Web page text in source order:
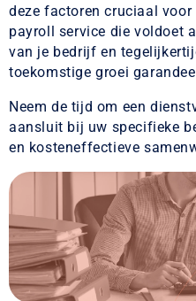
deze factoren cruciaal voor
payroll service die voldoet
van je bedrijf en
toekomstige groei
Neem de tijd om een
aansluit bij uw specifieke
en kosteneffectieve